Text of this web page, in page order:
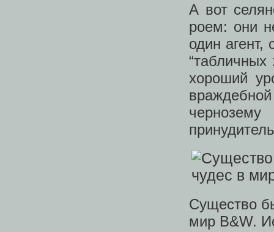
А вот
роем: они
один
хороший
Существо
мир B&W.